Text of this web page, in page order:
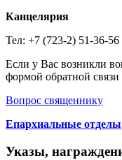
Канцелярия
Тел: +7 (723-2) 51-36-56
Если у Вас возникли
формой обратной связи
Вопрос священнику
Епархиальные отделы
Указы,